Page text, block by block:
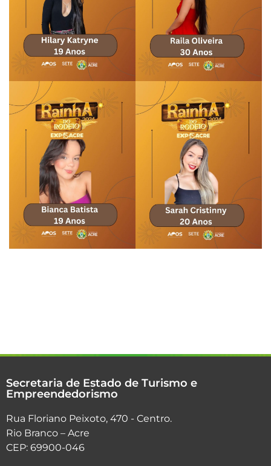
Secretaria de Estado de Turismo e
Empreendedorismo
Rua Floriano Peixoto, 470 - Centro.
Rio Branco – Acre
CEP: 69900-046